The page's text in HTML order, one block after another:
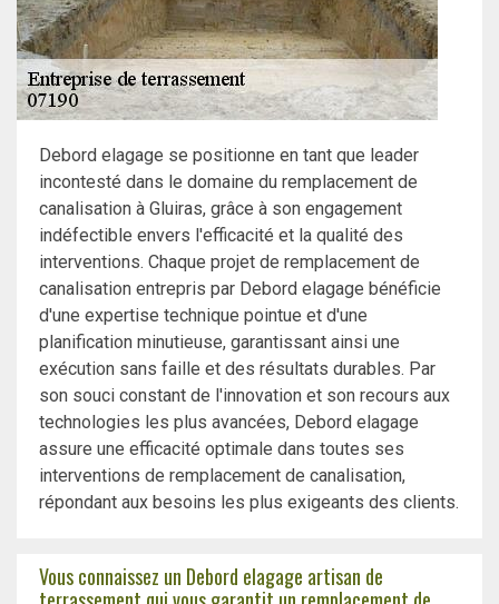
Debord elagage se positionne en tant que leader
incontesté dans le domaine du remplacement de
canalisation à Gluiras, grâce à son engagement
indéfectible envers l'efficacité et la qualité des
interventions. Chaque projet de remplacement de
canalisation entrepris par Debord elagage bénéficie
d'une expertise technique pointue et d'une
planification minutieuse, garantissant ainsi une
exécution sans faille et des résultats durables. Par
son souci constant de l'innovation et son recours aux
technologies les plus avancées, Debord elagage
assure une efficacité optimale dans toutes ses
interventions de remplacement de canalisation,
répondant aux besoins les plus exigeants des clients.
Vous connaissez un Debord elagage artisan de